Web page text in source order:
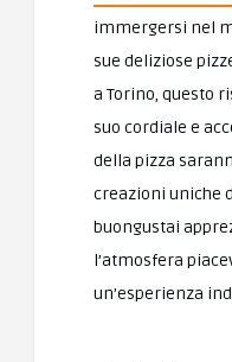
immergersi nel
sue deliziose
a Torino, questo
suo cordiale e
della pizza
creazioni uniche
buongustai
l’atmosfera
un’esperienza